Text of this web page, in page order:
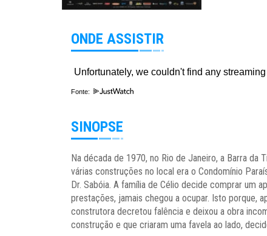
ONDE ASSISTIR
Fonte:
SINOPSE
Na década de 1970, no Rio de Janeiro, a Barra
várias construções no local era o Condomínio
Dr. Sabóia. A família de Célio decide comprar um
prestações, jamais chegou a ocupar. Isto porque,
construtora decretou falência e deixou a obra
construção e que criaram uma favela ao lado,